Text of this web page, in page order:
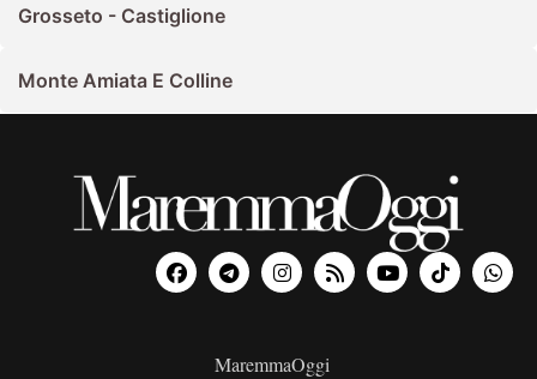
Grosseto - Castiglione
Monte Amiata E Colline
MaremmaOggi